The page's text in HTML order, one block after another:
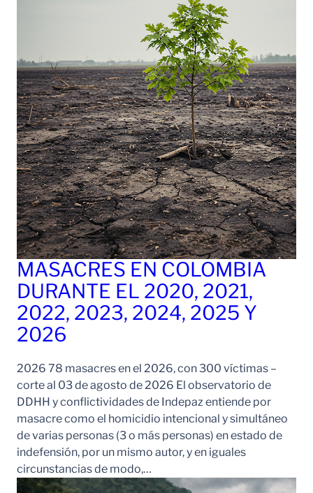
MASACRES EN COLOMBIA
DURANTE EL 2020, 2021,
2022, 2023, 2024, 2025 Y
2026
2026 78 masacres en el 2026, con 300 víctimas –
corte al 03 de agosto de 2026 El observatorio de
DDHH y conflictividades de Indepaz entiende por
masacre como el homicidio intencional y simultáneo
de varias personas (3 o más personas) en estado de
indefensión, por un mismo autor, y en iguales
circunstancias de modo,…